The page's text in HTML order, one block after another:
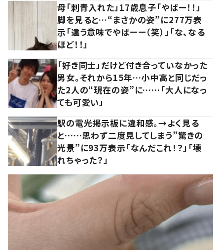
母「刺青入れた」17歳息子「やばー！！」
脚を見ると…“まさかの姿”に277万表
示「違う意味でやばーー（笑）」「な、なる
ほど！！」
「好き同士」だけど付き合っていなかった
男女。それから15年…小中高と同じだっ
た2人の“現在の姿”に……「大人になっ
ても可愛い」
駅の電光掲示板に違和感。→よく見る
と……思わず二度見してしまう”驚きの
光景”に93万表示「なんだこれ！？」「壊
れちゃった？」